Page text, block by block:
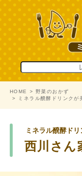
HOME
野菜のおかず
ミネラル醗酵ドリンクが
ミネラル醗酵ドリ
西川さん